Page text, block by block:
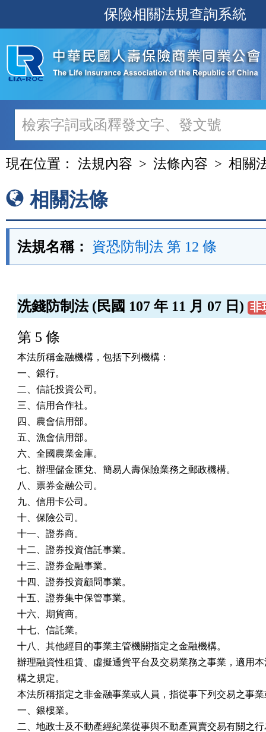
至
主
內
容
保險相關法規查詢系統
現在位置： 法規內容 法條內容 相關
相關法條
法規名稱： 資恐防制法 第 12 條
洗錢防制法 (民國 107 年 11 月 07 日) 非
第 5 條
本法所稱金融機構，包括下列機構：
一、銀行。
二、信託投資公司。
三、信用合作社。
四、農會信用部。
五、漁會信用部。
六、全國農業金庫。
七、辦理儲金匯兌、簡易人壽保險業務之郵政機構。
八、票券金融公司。
九、信用卡公司。
十、保險公司。
十一、證券商。
十二、證券投資信託事業。
十三、證券金融事業。
十四、證券投資顧問事業。
十五、證券集中保管事業。
十六、期貨商。
十七、信託業。
十八、其他經目的事業主管機關指定之金融機構。
辦理融資性租賃、虛擬通貨平台及交易業務之事業，適用
構之規定。
本法所稱指定之非金融事業或人員，指從事下列交易之事
一、銀樓業。
二、地政士及不動產經紀業從事與不動產買賣交易有關之